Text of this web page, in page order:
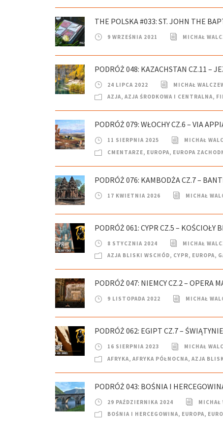
THE POLSKA #033: ST. JOHN THE
9 WRZEŚNIA 2021 MICHAŁ
PODRÓŻ 048: KAZACHSTAN CZ.11 –
24 LIPCA 2022
MICHAŁ
AZJA, AZJA ŚRODKOWA I CENTRALNA,
PODRÓŻ 079: WŁOCHY CZ.6 – VIA
11 SIERPNIA 2025
MICHAŁ
CMENTARZE, EUROPA, EUROPA
PODRÓŻ 076: KAMBODŻA CZ.7 –
17 KWIETNIA 2026 MICHAŁ
PODRÓŻ 061: CYPR CZ.5 – KOŚCIOŁY
8 STYCZNIA 2024
MICHAŁ
AZJA BLISKI WSCHÓD, CYPR, EUROPA,
PODRÓŻ 047: NIEMCY CZ.2 – OPERA
9 LISTOPADA 2022 MICHAŁ
PODRÓŻ 062: EGIPT CZ.7 –
16 SIERPNIA 2023
MICHAŁ
AFRYKA, AFRYKA PÓŁNOCNA, AZJA
PODRÓŻ 043: BOŚNIA I
29 PAŹDZIERNIKA 2024
MICHAŁ
BOŚNIA I HERCEGOWINA, EUROPA,